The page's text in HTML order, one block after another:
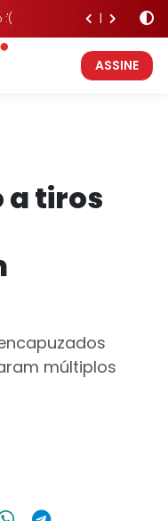
ASSINE
a tiros
múltiplos